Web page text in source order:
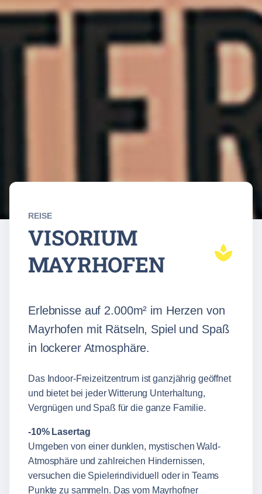
REISE
VISORIUM
MAYRHOFEN
Erlebnisse auf 2.000m² im Herzen von
Mayrhofen mit Rätseln, Spiel und Spaß
in lockerer Atmosphäre.
Das Indoor-Freizeitzentrum ist ganzjährig geöffnet
und bietet bei jeder Witterung Unterhaltung,
Vergnügen und Spaß für die ganze Familie.
-10% Lasertag
Umgeben von einer dunklen, mystischen Wald-
Atmosphäre und zahlreichen Hindernissen,
versuchen die Spielerindividuell oder in Teams
Punkte zu sammeln. Das vom Mayrhofner